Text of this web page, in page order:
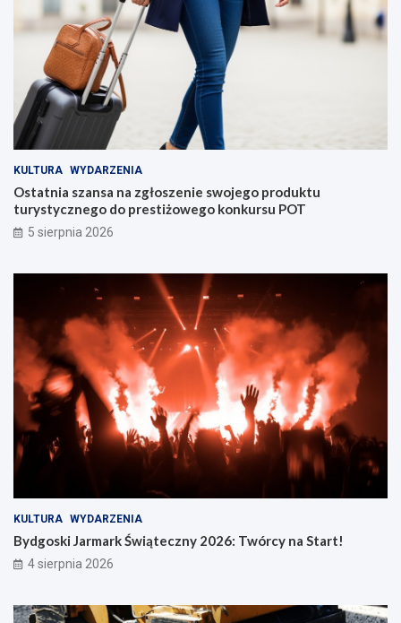
KULTURA WYDARZENIA
Ostatnia szansa na zgłoszenie swojego produktu
turystycznego do prestiżowego konkursu POT
5 sierpnia 2026
KULTURA WYDARZENIA
Bydgoski Jarmark Świąteczny 2026: Twórcy na Start!
4 sierpnia 2026